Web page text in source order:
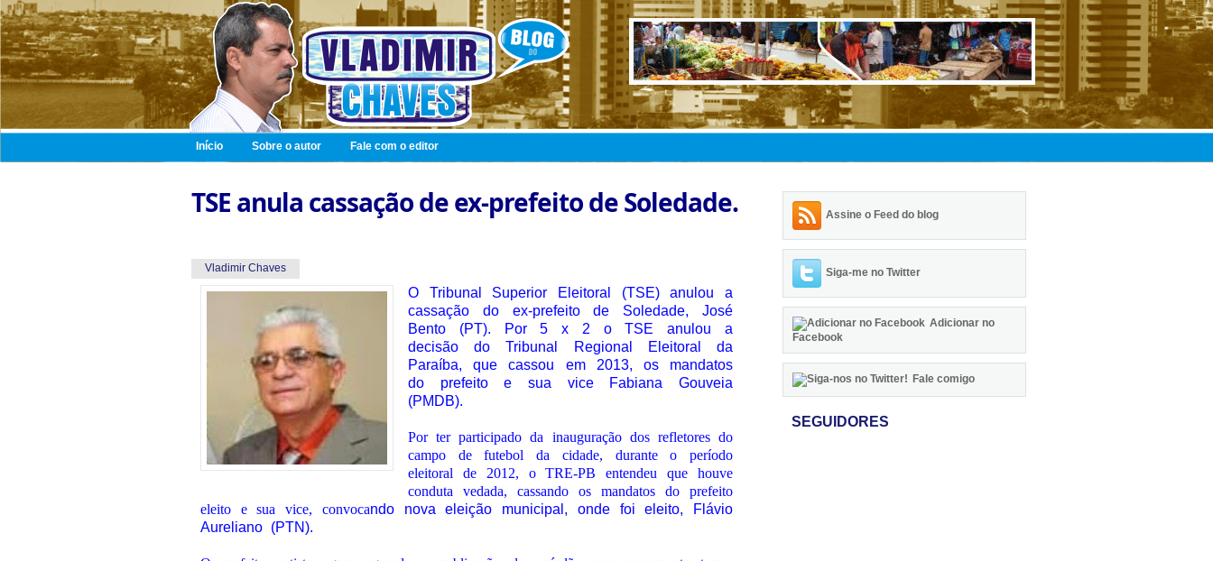
Início Sobre o autor Fale com o editor
TSE anula cassação de ex-prefeito de Soledade.
Vladimir Chaves
O Tribunal Superior Eleitoral (TSE) anulou a
cassação do ex-prefeito de Soledade, José
Bento (PT). Por 5 x 2 o TSE anulou a
decisão do Tribunal Regional Eleitoral da
Paraíba, que cassou em 2013, os mandatos
do prefeito e sua vice Fabiana Gouveia
(PMDB).
Por ter participado da inauguração dos refletores do
campo de futebol da cidade, durante o período
eleitoral de 2012, o TRE-PB entendeu que houve
conduta vedada, cassando os mandatos do prefeito
eleito e sua vice, convocando nova eleição municipal, onde foi eleito, Flávio
Aureliano (PTN).
Assine o Feed do blog
Siga-me no Twitter
Adicionar no
Facebook
Fale comigo
SEGUIDORES